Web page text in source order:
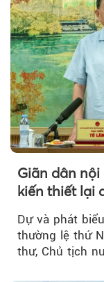
Giãn dân
kiến thiết lại
Dự và phát
thường lệ thứ
thư, Chủ tịch